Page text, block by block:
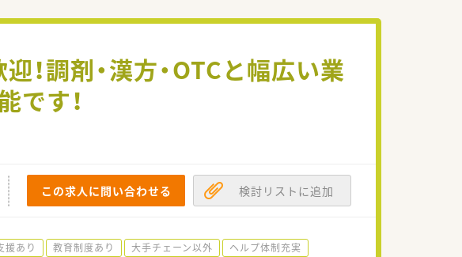
調剤・漢方・OTCと幅広い業
です！
この求人に問い合わせる 検討リストに追加
援あり 教育制度あり 大手チェーン以外 ヘルプ体制充実